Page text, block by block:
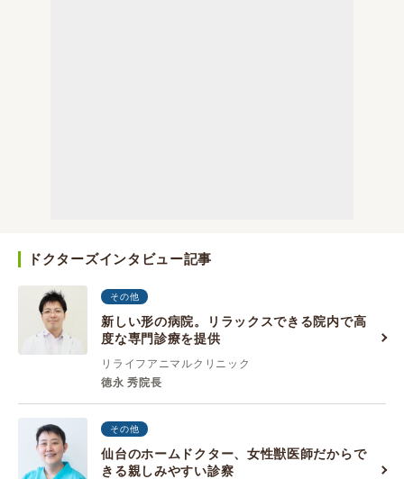
ドクターズインタビュー記事
その他
新しい形の病院。リラックスできる院内で高
度な専門診療を提供
リライフアニマルクリニック
徳永 秀院長
その他
仙台のホームドクター、女性獣医師だからで
きる親しみやすい診察